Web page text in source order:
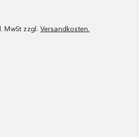
MwSt zzgl. Versandkosten.